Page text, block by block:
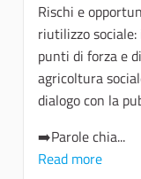
Rischi e
riutilizzo
punti di forza e
agricoltura
dialogo con la
➡️Parole chia...
Read more